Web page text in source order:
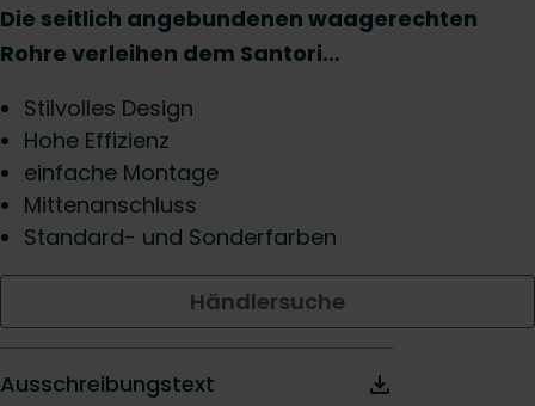
Die seitlich angebundenen waagerechten
Rohre verleihen dem Santori…
Stilvolles Design
Hohe Effizienz
einfache Montage
Mittenanschluss
Standard- und Sonderfarben
Händlersuche
Ausschreibungstext